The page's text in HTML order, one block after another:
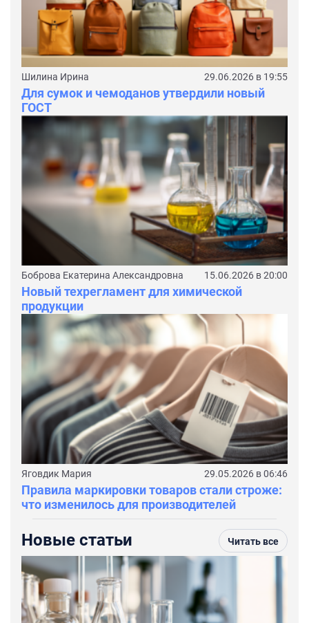
Шилина Ирина 29.06.2026 в 19:55
Для сумок и чемоданов утвердили новый
ГОСТ
Боброва Екатерина Александровна 15.06.2026 в 20:00
Новый техрегламент для химической
продукции
Яговдик Мария 29.05.2026 в 06:46
Правила маркировки товаров стали строже:
что изменилось для производителей
Новые статьи Читать все